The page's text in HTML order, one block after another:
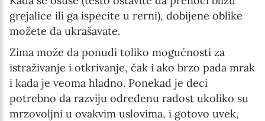
grejalice ili ga ispecite u rerni), dobijene oblike
možete da ukrašavate.
Zima može da ponudi toliko mogućnosti za
istraživanje i otkrivanje, čak i ako brzo pada mrak
i kada je veoma hladno. Ponekad je deci
potrebno da razviju određenu radost ukoliko su
mrzovoljni u ovakvim uslovima, i gotovo uvek,